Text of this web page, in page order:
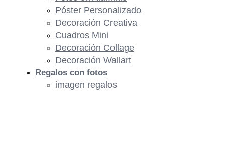
Póster Personalizado
Decoración Creativa
Cuadros Mini
Decoración Collage
Decoración Wallart
Regalos con fotos
imagen regalos